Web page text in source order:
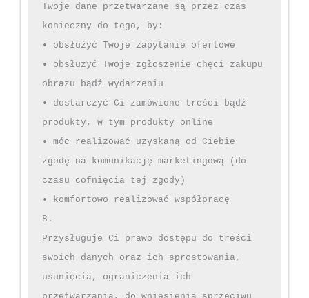
Twoje dane przetwarzane są przez czas
konieczny do tego, by:
• obsłużyć Twoje zapytanie ofertowe
• obsłużyć Twoje zgłoszenie chęci zakupu
obrazu bądź wydarzeniu
• dostarczyć Ci zamówione treści bądź
produkty, w tym produkty online
• móc realizować uzyskaną od Ciebie
zgodę na komunikację marketingową (do
czasu cofnięcia tej zgody)
• komfortowo realizować współpracę
8.
Przysługuje Ci prawo dostępu do treści
swoich danych oraz ich sprostowania,
usunięcia, ograniczenia ich